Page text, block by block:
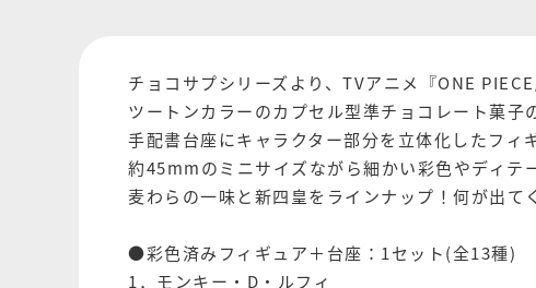
チョコサプシリーズより、TVアニメ『ONE
ツートンカラーのカプセル型準チョコレート菓
手配書台座にキャラクター部分を立体化したフィ
約45mmのミニサイズながら細かい彩色やディテ
麦わらの一味と新四皇をラインナップ！何が出て
●彩色済みフィギュア＋台座：1セット(全13種)
1．モンキー・D・ルフィ